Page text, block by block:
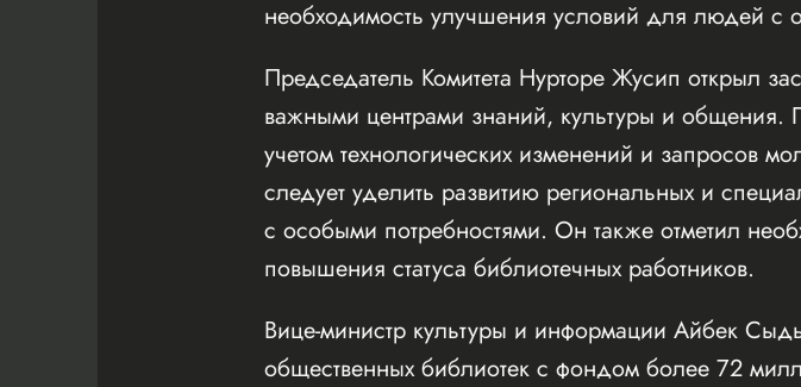
необходимость улучшения условий для людей с
Председатель Комитета Нурторе Жусип открыл
важными центрами знаний, культуры и общения.
учетом технологических изменений и
следует уделить развитию региональных и
с особыми потребностями. Он также отметил
повышения статуса библиотечных работников.
Вице-министр культуры и информации Айбек
общественных библиотек с фондом более 72